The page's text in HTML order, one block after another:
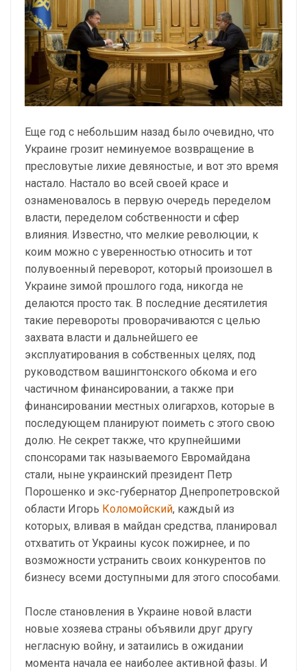
Еще год с небольшим назад было очевидно, что
Украине грозит неминуемое возвращение в
пресловутые лихие девяностые, и вот это время
настало. Настало во всей своей красе и
ознаменовалось в первую очередь переделом
власти, переделом собственности и сфер
влияния. Известно, что мелкие революции, к
коим можно с уверенностью относить и тот
полувоенный переворот, который произошел в
Украине зимой прошлого года, никогда не
делаются просто так. В последние десятилетия
такие перевороты проворачиваются с целью
захвата власти и дальнейшего ее
эксплуатирования в собственных целях, под
руководством вашингтонского обкома и его
частичном финансировании, а также при
финансировании местных олигархов, которые в
последующем планируют поиметь с этого свою
долю. Не секрет также, что крупнейшими
спонсорами так называемого Евромайдана
стали, ныне украинский президент Петр
Порошенко и экс-губернатор Днепропетровской
области Игорь Коломойский, каждый из
которых, вливая в майдан средства, планировал
отхватить от Украины кусок пожирнее, и по
возможности устранить своих конкурентов по
бизнесу всеми доступными для этого способами.
После становления в Украине новой власти
новые хозяева страны объявили друг другу
негласную войну, и затаились в ожидании
момента начала ее наиболее активной фазы. И